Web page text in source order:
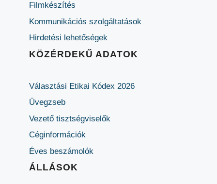
Filmkészítés
Kommunikációs szolgáltatások
Hirdetési lehetőségek
KÖZÉRDEKŰ ADATOK
Választási Etikai Kódex 2026
Üvegzseb
Vezető tisztségviselők
Céginformációk
Éves beszámolók
ÁLLÁSOK